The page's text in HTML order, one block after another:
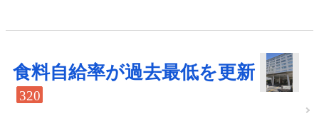
食料自給率が過去最低を更新
320